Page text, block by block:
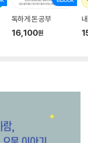
독하게 돈 공부
16,100원